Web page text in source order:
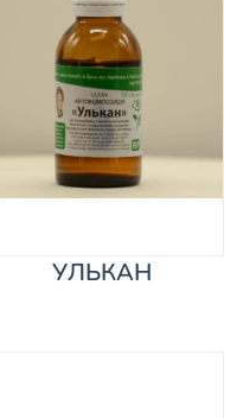
УЛЬКАН